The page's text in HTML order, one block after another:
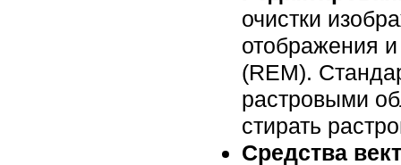
очистки
отображения
(REM).
растровыми
стирать
Средства